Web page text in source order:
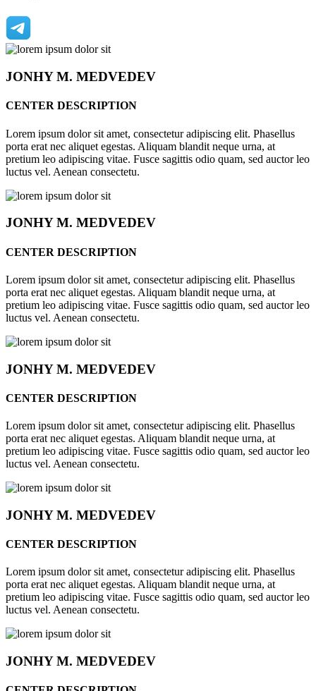
JONHYM. MEDVEDEV
CENTER DESCRIPTION
Lorem ipsum dolor sit amet, consectetur adipiscing elit. Phasellus
porta erat nec aliquet egestas. Aliquam blandit neque urna, at
pretium leo adipiscing vitae. Fusce sagittis odio quam, sed auctor leo
luctus vel. Aenean consectetu.
JONHYM. MEDVEDEV
CENTER DESCRIPTION
Lorem ipsum dolor sit amet, consectetur adipiscing elit. Phasellus
porta erat nec aliquet egestas. Aliquam blandit neque urna, at
pretium leo adipiscing vitae. Fusce sagittis odio quam, sed auctor leo
luctus vel. Aenean consectetu.
JONHYM. MEDVEDEV
CENTER DESCRIPTION
Lorem ipsum dolor sit amet, consectetur adipiscing elit. Phasellus
porta erat nec aliquet egestas. Aliquam blandit neque urna, at
pretium leo adipiscing vitae. Fusce sagittis odio quam, sed auctor leo
luctus vel. Aenean consectetu.
JONHYM. MEDVEDEV
CENTER DESCRIPTION
Lorem ipsum dolor sit amet, consectetur adipiscing elit. Phasellus
porta erat nec aliquet egestas. Aliquam blandit neque urna, at
pretium leo adipiscing vitae. Fusce sagittis odio quam, sed auctor leo
luctus vel. Aenean consectetu.
JONHYM. MEDVEDEV